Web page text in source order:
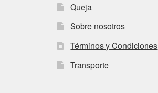
Queja
Sobre nosotros
Términos y Condiciones
Transporte